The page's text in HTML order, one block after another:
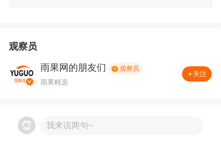
专家表示，即使立即取消关税，也无法消除由此
造成的冲击。“供应损失已经造成，”行业刊物《玩
具书》主编詹姆斯·扎恩表示。“你会开始看到供应
假期订单不如往常
观察员
雨果网的朋友们 观察员
雨果精选
关注
我来说两句~